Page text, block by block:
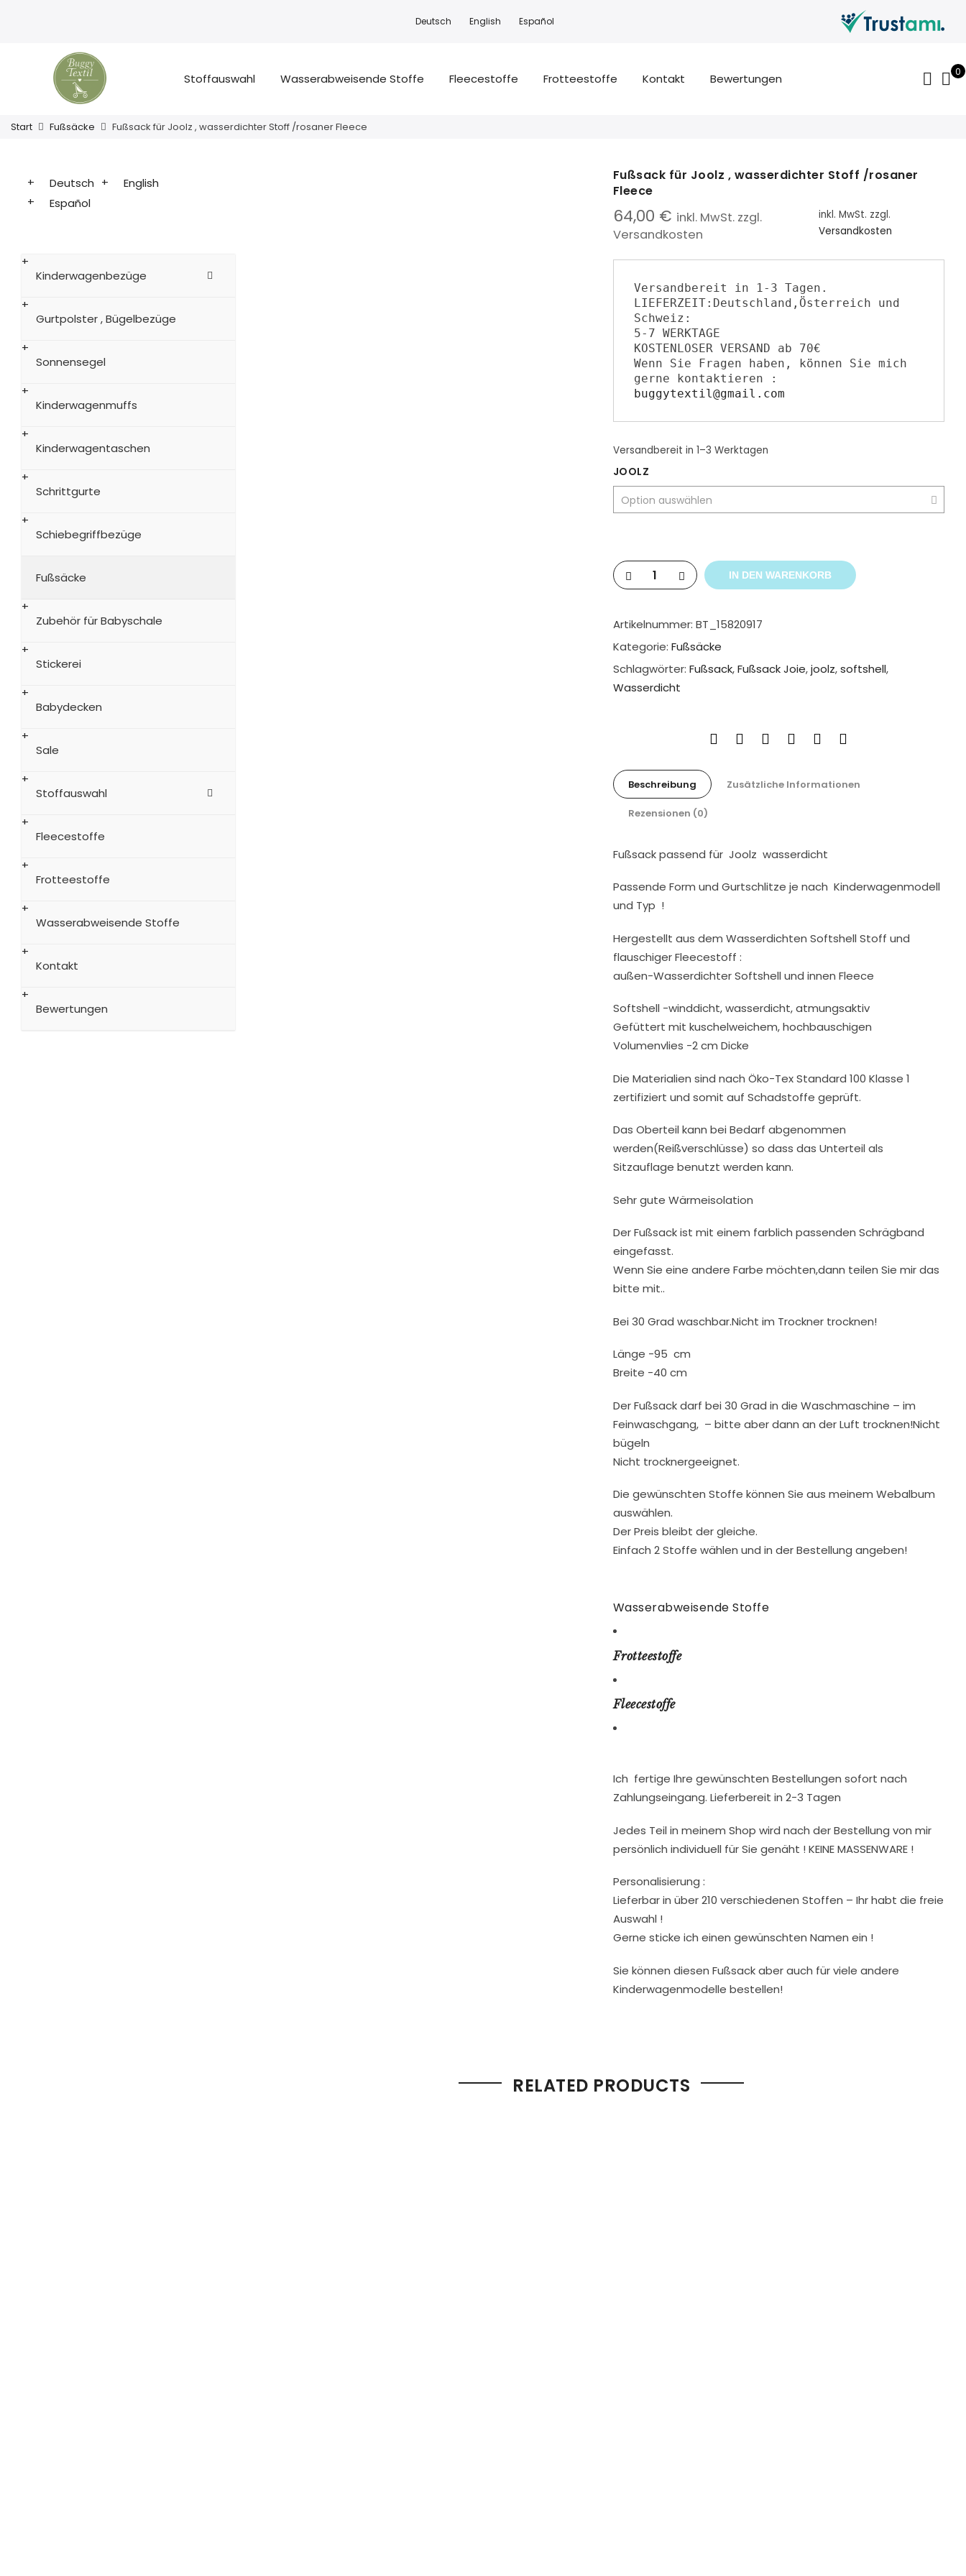
Deutsch English Español
Stoffauswahl Wasserabweisende Stoffe Fleecestoffe Frotteestoffe Kontakt Bewertungen 0
Start Fußsäcke Fußsack für Joolz , wasserdichter Stoff /rosaner Fleece
Fußsack für Joolz , wasserdichter Stoff /rosaner
Fleece
64,00 € inkl. MwSt. zzgl.
Versandkosten
inkl. MwSt. zzgl.
Versandkosten
Versandbereit in 1-3 Tagen.
LIEFERZEIT:Deutschland,Österreich und
Schweiz:
5-7 WERKTAGE
KOSTENLOSER VERSAND ab 70€
Wenn Sie ​F​ragen haben​,​ können Sie mich
buggytextil@gmail.com
Versandbereit in 1–3 Werktagen
JOOLZ
IN DEN WARENKORB
Artikelnummer: BT_15820917
Kategorie: Fußsäcke
Schlagwörter: Fußsack,Fußsack Joie,joolz,softshell,
Wasserdicht
Beschreibung Zusätzliche Informationen
Rezensionen (0)
Fußsack passend für Joolz wasserdicht
Passende Form und Gurtschlitze je nach Kinderwagenmodell
und Typ !
Hergestellt aus dem Wasserdichten Softshell Stoff und
flauschiger Fleecestoff :
außen-Wasserdichter Softshell und innen Fleece
Softshell -winddicht, wasserdicht, atmungsaktiv
Gefüttert mit kuschelweichem, hochbauschigen
Volumenvlies -2 cm Dicke
Die Materialien sind nach Öko-Tex Standard 100 Klasse 1
zertifiziert und somit auf Schadstoffe geprüft.
Das Oberteil kann bei Bedarf abgenommen
werden(Reißverschlüsse) so dass das Unterteil als
Sitzauflage benutzt werden kann.
Sehr gute Wärmeisolation
Der Fußsack ist mit einem farblich passenden Schrägband
eingefasst.
Wenn Sie eine andere Farbe möchten,dann teilen Sie mir das
bitte mit..
Bei 30 Grad waschbar.Nicht im Trockner trocknen!
Länge -95 cm
Breite -40 cm
Der Fußsack darf bei 30 Grad in die Waschmaschine – im
Feinwaschgang, – bitte aber dann an der Luft trocknen!Nicht
bügeln
Nicht trocknergeeignet.
Die gewünschten Stoffe können Sie aus meinem Webalbum
auswählen.
Der Preis bleibt der gleiche.
Einfach 2 Stoffe wählen und in der Bestellung angeben!
Wasserabweisende Stoffe
Frotteestoffe
Fleecestoffe
Ich fertige Ihre gewünschten Bestellungen sofort nach
Zahlungseingang. Lieferbereit in 2-3 Tagen
Jedes Teil in meinem Shop wird nach der Bestellung von mir
persönlich individuell für Sie genäht ! KEINE MASSENWARE !
Personalisierung :
Lieferbar in über 210 verschiedenen Stoffen – Ihr habt die freie
Auswahl !
Gerne sticke ich einen gewünschten Namen ein !
Sie können diesen Fußsack aber auch für viele andere
Kinderwagenmodelle bestellen!
RELATED PRODUCTS
Deutsch
English
Español
Kinderwagenbezüge
Gurtpolster , Bügelbezüge
Sonnensegel
Kinderwagenmuffs
Kinderwagentaschen
Schrittgurte
Schiebegriffbezüge
Fußsäcke
Zubehör für Babyschale
Stickerei
Babydecken
Sale
Stoffauswahl
Fleecestoffe
Frotteestoffe
Wasserabweisende Stoffe
Kontakt
Bewertungen